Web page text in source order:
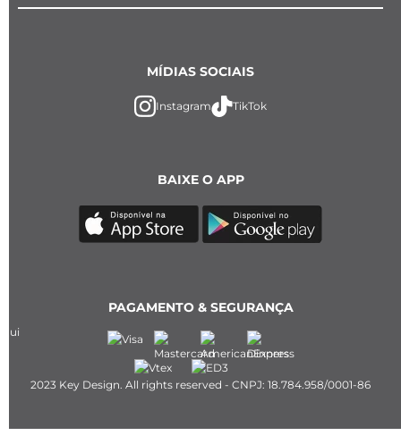
BAIXE O APP
MÍDIAS SOCIAIS
Instagram TikTok
PAGAMENTO & SEGURANÇA
2023 Key Design. All rights reserved - CNPJ: 18.784.958/0001-86